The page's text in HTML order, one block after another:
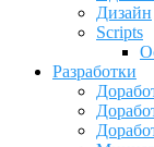
Дизайн
Scripts
Разработки